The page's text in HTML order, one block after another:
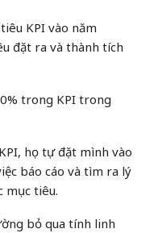
KPI vào năm
đặt ra và thành tích
trong KPI trong
họ tự đặt mình vào
báo cáo và tìm ra lý
mục tiêu.
bỏ qua tính linh